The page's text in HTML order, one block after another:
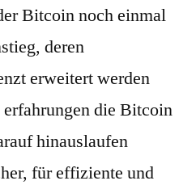
Bitcoin noch einmal
deren
erweitert werden
die Bitcoin
hinauslaufen
für effiziente und